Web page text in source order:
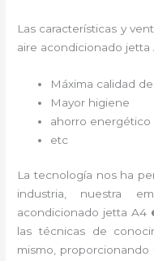
Las características y
aire acondicionado jetta
Máxima calidad
Mayor higiene
ahorro energético
etc
La tecnología nos ha
industria, nuestra
acondicionado jetta A4
las técnicas de
mismo,